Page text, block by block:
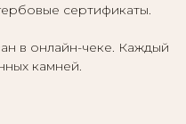
сертификаты.
в онлайн-чеке. Каждый
камней.